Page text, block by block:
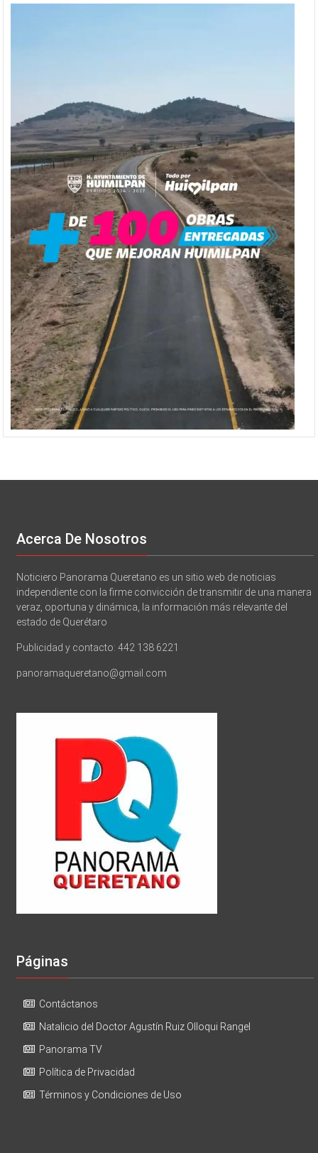
Acerca De Nosotros
Noticiero Panorama Queretano es un sitio web de noticias
independiente con la firme convicción de transmitir de una manera
veraz, oportuna y dinámica, la información más relevante del
estado de Querétaro
Publicidad y contacto: 442 138 6221
panoramaqueretano@gmail.com
Páginas
Contáctanos
Natalicio del Doctor Agustín Ruiz Olloqui Rangel
Panorama TV
Política de Privacidad
Términos y Condiciones de Uso